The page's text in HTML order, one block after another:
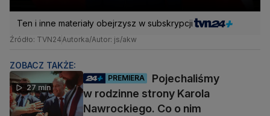
Ten i inne materiały obejrzysz w subskrypcji
Źródło: TVN24 Autorka/Autor: js/akw
ZOBACZ TAKŻE:
27 min
PREMIERA
Pojechaliśmy
w rodzinne strony Karola
Nawrockiego. Co o nim